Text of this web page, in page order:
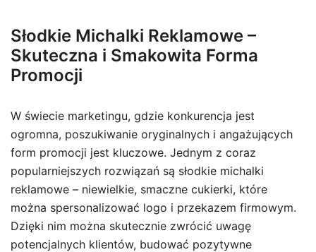
Słodkie Michalki Reklamowe –
Skuteczna i Smakowita Forma
Promocji
W świecie marketingu, gdzie konkurencja jest
ogromna, poszukiwanie oryginalnych i angażujących
form promocji jest kluczowe. Jednym z coraz
popularniejszych rozwiązań są słodkie michalki
reklamowe – niewielkie, smaczne cukierki, które
można spersonalizować logo i przekazem firmowym.
Dzięki nim można skutecznie zwrócić uwagę
potencjalnych klientów, budować pozytywne